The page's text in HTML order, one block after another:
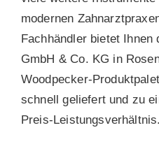
modernen
Fachhändler bietet Ihnen
GmbH & Co. KG in
Woodpecker-
schnell geliefert und zu
Preis-Leistungsverhältnis.